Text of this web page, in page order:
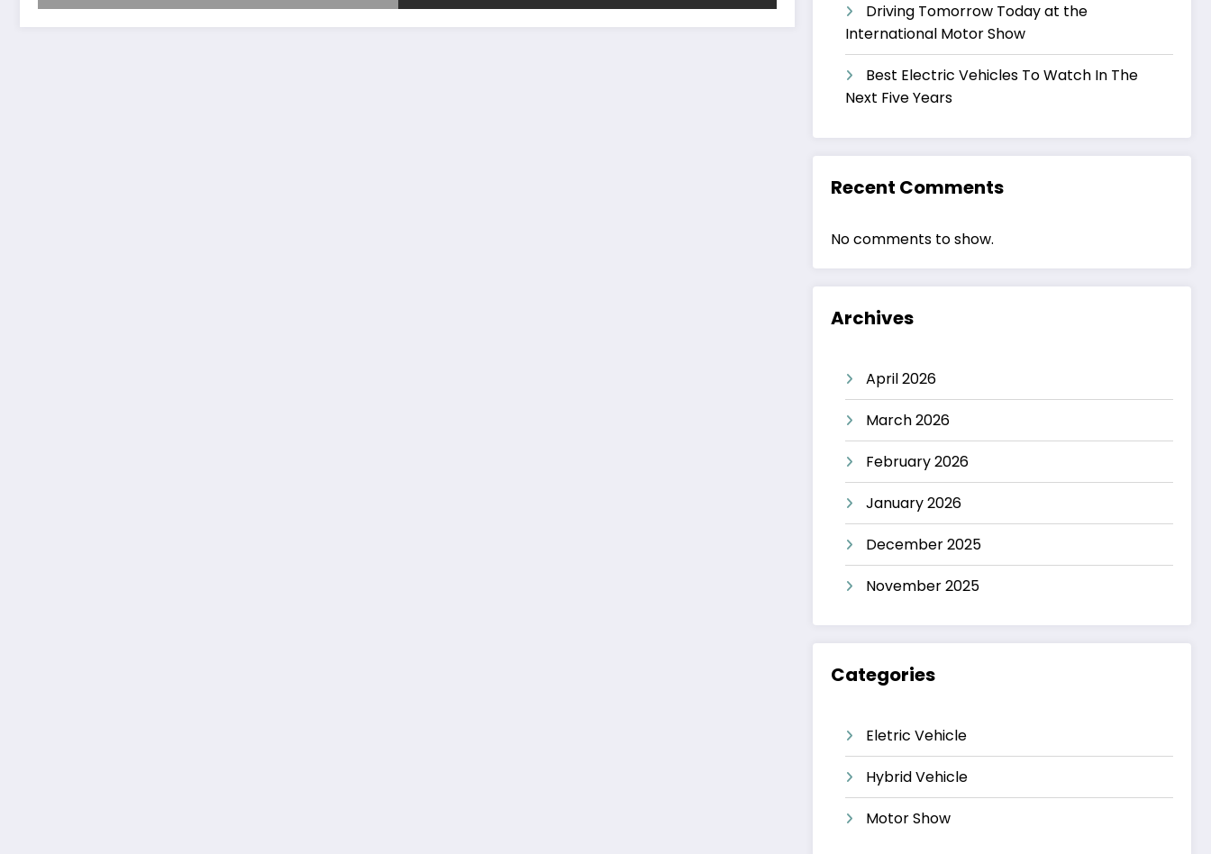
Driving Tomorrow Today at the
International Motor Show
Best Electric Vehicles To Watch In The
Next Five Years
Recent Comments
No comments to show.
Archives
April 2026
March 2026
February 2026
January 2026
December 2025
November 2025
Categories
Eletric Vehicle
Hybrid Vehicle
Motor Show